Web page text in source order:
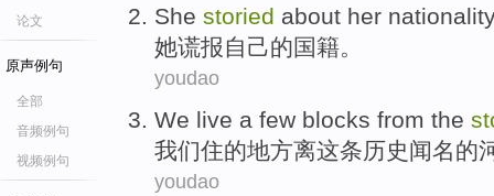
论文
原声例句
全部
音频例句
视频例句
She storied about her nationality
她谎报 自己的国籍。
youdao
We live a few blocks from the
我们住的地方离这条历史闻名的
youdao